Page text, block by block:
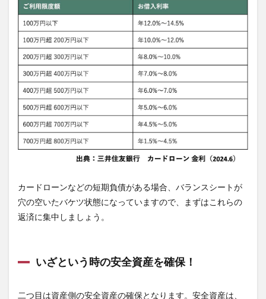
の算
出
カードローンなどの短期負債がある場合、バランスシートが
穴の空いたバケツ状態になっていますので、まずはこれらの
返済に集中しましょう。
いざという時の安全資産を確保！
二つ目は資産側の安全資産の確保となります。安全資産は、